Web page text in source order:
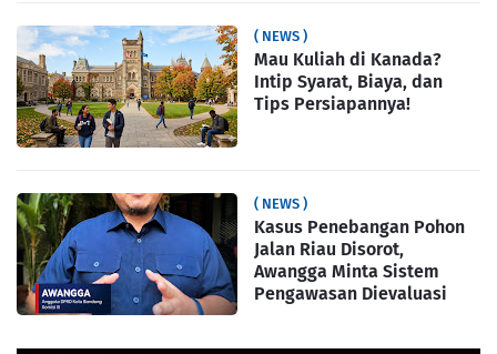
( NEWS )
Mau Kuliah di Kanada?
Intip Syarat, Biaya, dan
Tips Persiapannya!
( NEWS )
Kasus Penebangan Pohon
Jalan Riau Disorot,
Awangga Minta Sistem
Pengawasan Dievaluasi